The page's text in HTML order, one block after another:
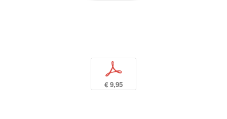
p
€ 9,95